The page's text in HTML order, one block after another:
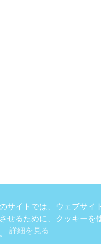
サイトでは、ウェブサイ
させるために、クッキーを
詳細を見る